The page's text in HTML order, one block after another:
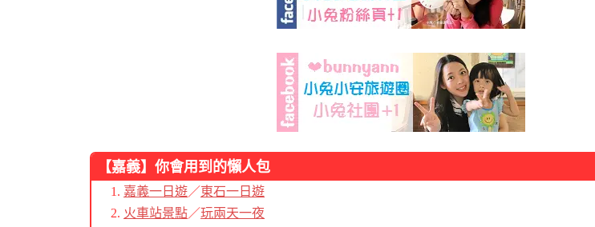
【嘉義】你會用到的懶人包
嘉義一日遊／東石一日遊
火車站景點／玩兩天一夜